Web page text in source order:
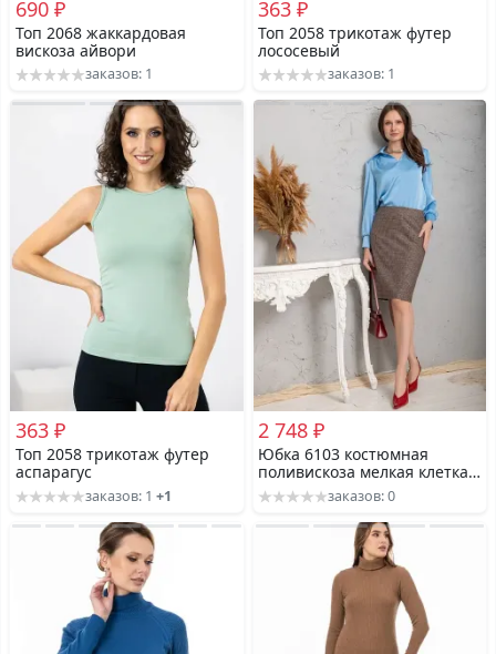
690 ₽
Топ 2068 жаккардовая
вискоза айвори
заказов: 1
363 ₽
Топ 2058 трикотаж футер
лососевый
заказов: 1
363 ₽
Топ 2058 трикотаж футер
аспарагус
заказов: 1 +1
2 748 ₽
Юбка 6103 костюмная
поливискоза мелкая клетка
цвет кофезаказов: 0